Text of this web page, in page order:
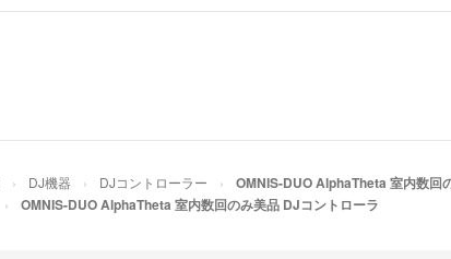
DJ機器 DJコントローラー OMNIS-DUO AlphaTheta 室内数回
OMNIS-DUO AlphaTheta 室内数回のみ美品 DJコントローラ